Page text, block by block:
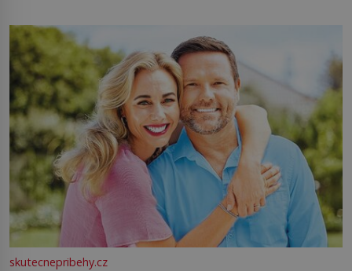
můžete obohatit své rituály a přinést do svého života
větší harmonii a klid. Je důležité
skutecnepribehy.cz